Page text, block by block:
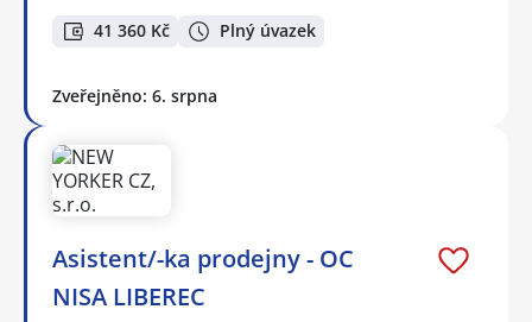
41 360 Kč Plný úvazek
Zveřejněno: 6. srpna
Asistent/-ka prodejny - OC
NISA LIBEREC